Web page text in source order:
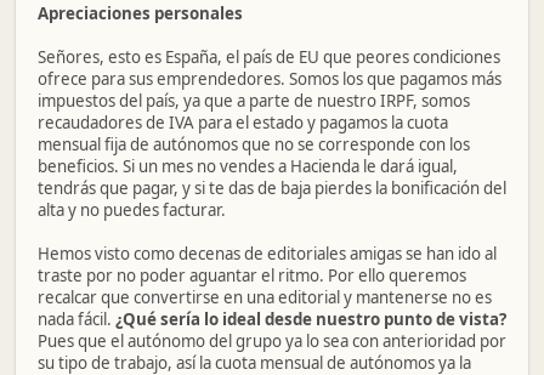
Apreciaciones personales
Señores, esto es España, el país de EU que peores condiciones
ofrece para sus emprendedores. Somos los que pagamos más
impuestos del país, ya que a parte de nuestro IRPF, somos
recaudadores de IVA para el estado y pagamos la cuota
mensual fija de autónomos que no se corresponde con los
beneficios. Si un mes no vendes a Hacienda le dará igual,
tendrás que pagar, y si te das de baja pierdes la bonificación del
alta y no puedes facturar.
Hemos visto como decenas de editoriales amigas se han ido al
traste por no poder aguantar el ritmo. Por ello queremos
recalcar que convertirse en una editorial y mantenerse no es
nada fácil. ¿Qué sería lo ideal desde nuestro punto de vista?
Pues que el autónomo del grupo ya lo sea con anterioridad por
su tipo de trabajo, así la cuota mensual de autónomos ya la